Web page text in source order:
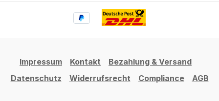
Impressum Kontakt
Bezahlung & Versand
Datenschutz
Widerrufsrecht Compliance AGB